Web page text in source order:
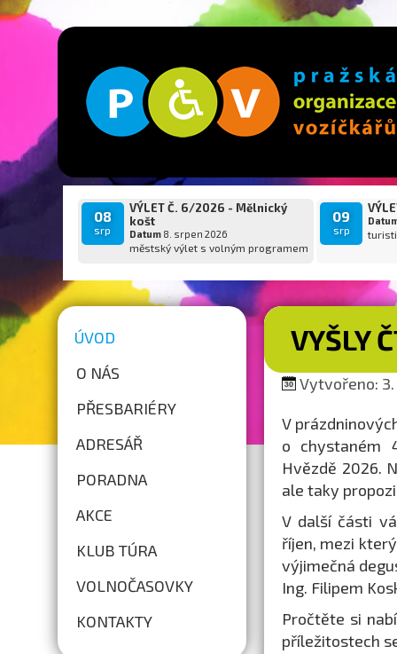
08
srp
VÝLET Č. 6/2026 - Mělnický
košt
Datum8. srpen 2026
městský výlet s volným programem
09
srp
ÚVOD
O NÁS
PŘESBARIÉRY
ADRESÁŘ
PORADNA
AKCE
KLUB TÚRA
VOLNOČASOVKY
KONTAKTY
VYŠLY
Vytvořeno: 3.
V
o chystaném
Hvězdě 2026.
ale taky
V další části
říjen, mezi
výjimečná
Ing. Filipem
Pročtěte si
příležitostech